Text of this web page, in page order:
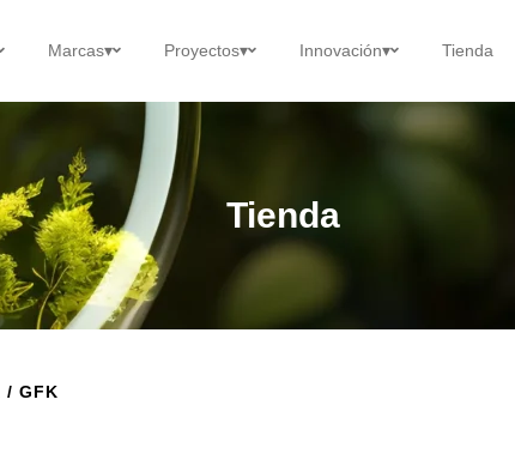
Marcas▾ Proyectos▾ Innovación▾ Tienda
Tienda
/ GFK